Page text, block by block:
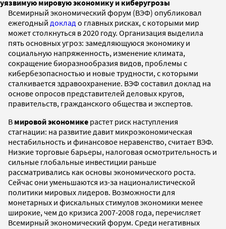
уязвимую мировую экономику и киберугрозы
Всемирный экономический форум (ВЭФ) опубликовал
ежегодный доклад о главных рисках, с которыми мир
может столкнуться в 2020 году. Организация выделила
пять основных угроз: замедляющуюся экономику и
социальную напряженность, изменение климата,
сокращение биоразнообразия видов, проблемы с
кибербезопасностью и новые трудности, с которыми
сталкивается здравоохранение. ВЭФ составил доклад на
основе опросов представителей деловых кругов,
правительств, гражданского общества и экспертов.
В мировой экономике растет риск наступления
стагнации: на развитие давит микроэкономическая
нестабильность и финансовое неравенство, считает ВЭФ.
Низкие торговые барьеры, налоговая осмотрительность и
сильные глобальные инвестиции раньше
рассматривались как основы экономического роста.
Сейчас они уменьшаются из-за националистической
политики мировых лидеров. Возможности для
монетарных и фискальных стимулов экономики менее
широкие, чем до кризиса 2007-2008 года, перечисляет
Всемирный экономический форум. Среди негативных